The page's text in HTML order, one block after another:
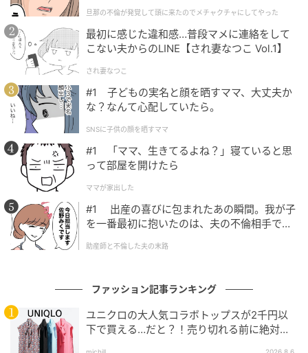
LULA
クチャにしてやった
旦那の不倫が発覚して頭に来たのでメチャクチャにしてやった
最初に感じた違和感…普段マメに連絡をして
こない夫からのLINE【され妻なつこ Vol.1】
され妻なつこ
#1 子どもの実名と顔を晒すママ、大丈夫か
な？なんて心配していたら。
SNSに子供の顔を晒すママ
#1 「ママ、生きてるよね？」寝ていると思
って部屋を開けたら
ママが家出した
#1 出産の喜びに包まれたあの瞬間。我が子
を一番最初に抱いたのは、夫の不倫相手でし
助産師と不倫した夫の末路
ファッション記事ランキング
ユニクロの大人気コラボトップスが2千円以
下で買える…だと？！売り切れる前に絶対買